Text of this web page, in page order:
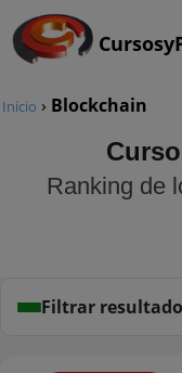
Inicio › Blockchain
Ranking de
Filtrar